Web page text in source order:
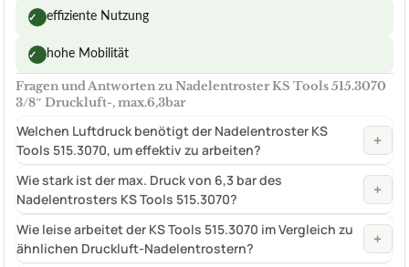
✓ effiziente Nutzung
✓ hohe Mobilität
Fragen und Antworten zu Nadelentroster KS Tools 515.3070
3/8″ Druckluft-, max.6,3bar
Welchen Luftdruck benötigt der Nadelentroster KS
Tools 515.3070, um effektiv zu arbeiten?
+
Wie stark ist der max. Druck von 6,3 bar des
Nadelentrosters KS Tools 515.3070?
+
Wie leise arbeitet der KS Tools 515.3070 im Vergleich zu
ähnlichen Druckluft-Nadelentrostern?
+